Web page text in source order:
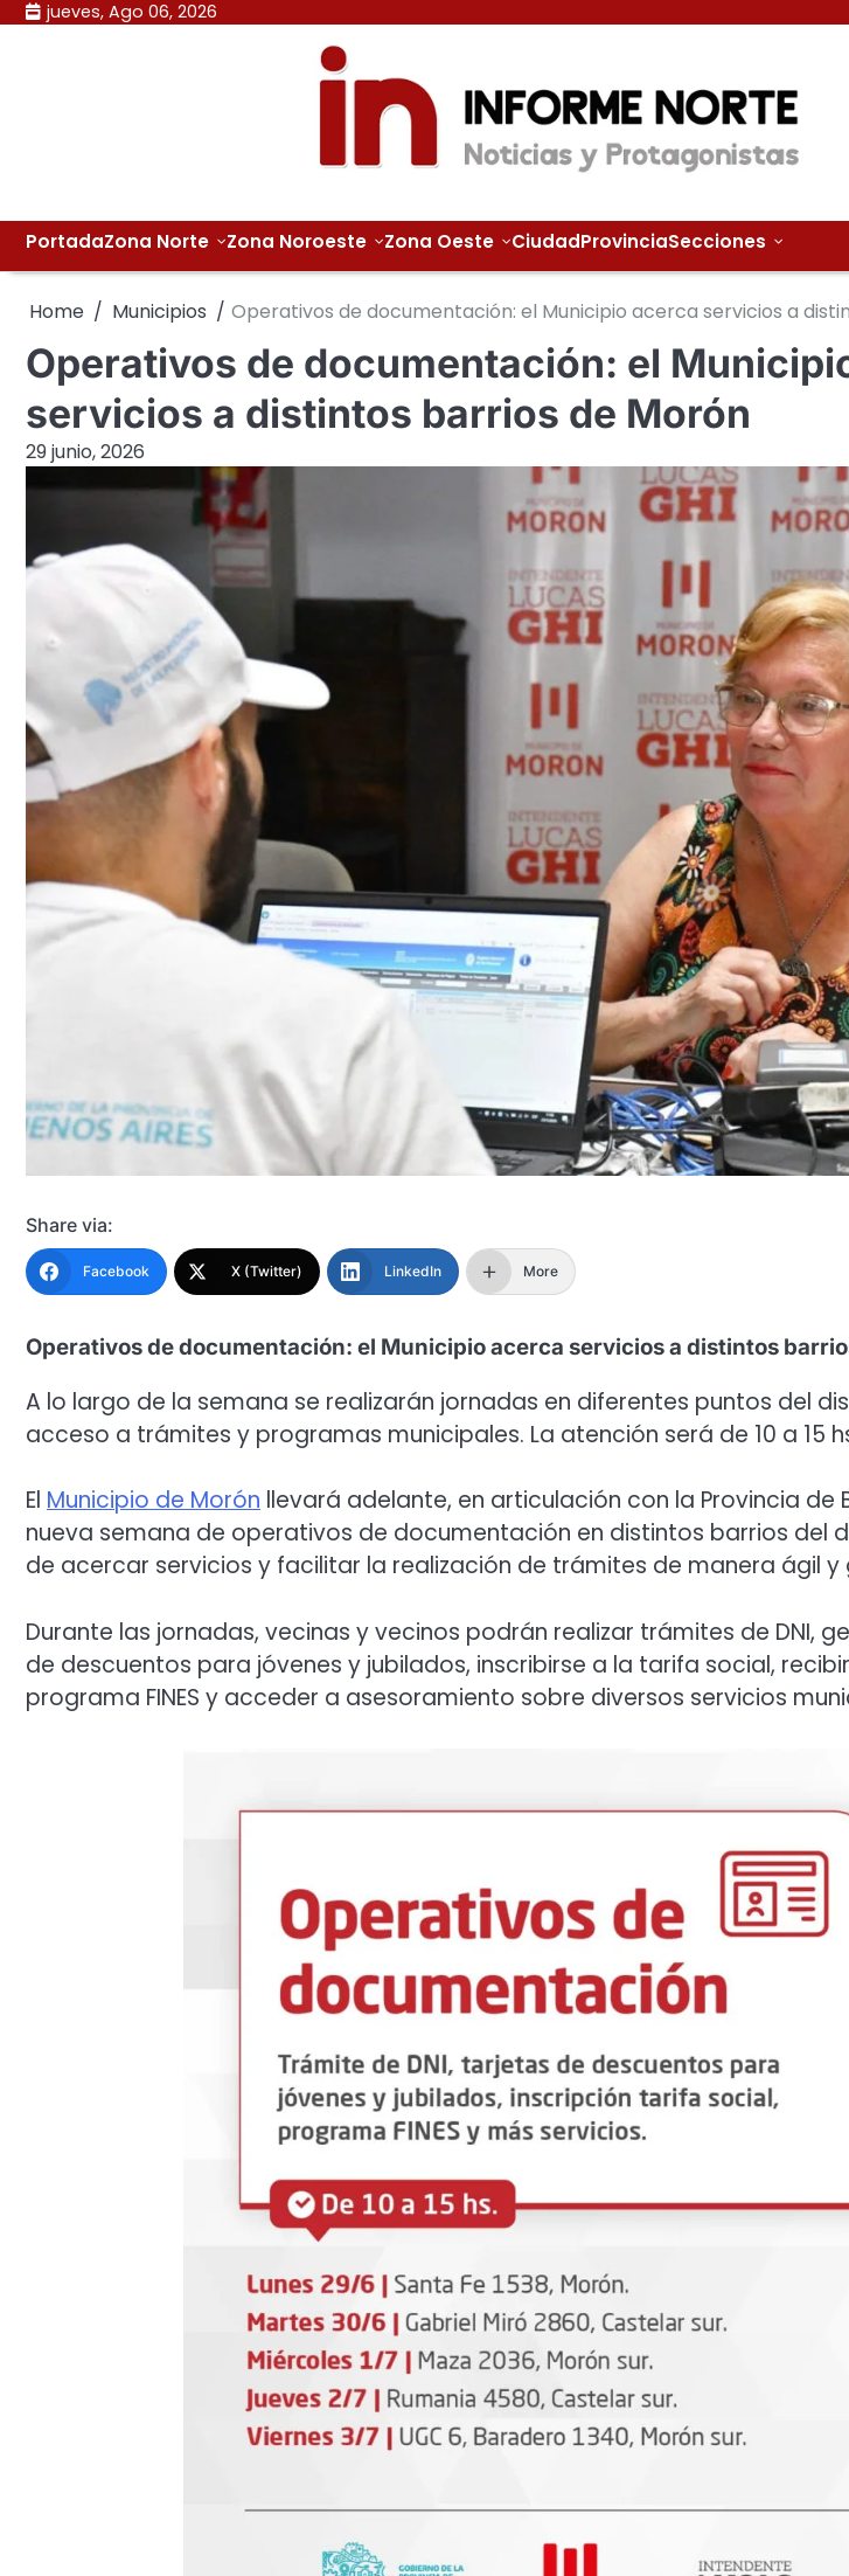
Skip jueves, Ago 06, 2026
PortadaZona Norte Zona Noroeste Zona Oeste CiudadProvinciaSecciones
Home Municipios Operativos de documentación: el Municipio acerca servicios a
Operativos de documentación: el
servicios a distintos barrios de Morón
29 junio, 2026
Share via:
Facebook X (Twitter) LinkedIn More
Operativos de documentación: el Municipio acerca servicios a distintos
A lo largo de la semana se realizarán jornadas en diferentes puntos del
acceso a trámites y programas municipales. La atención será de 10 a 15
El Municipio de Morón llevará adelante, en articulación con la Provincia de
nueva semana de operativos de documentación en distintos barrios del
de acercar servicios y facilitar la realización de trámites de manera ágil y
Durante las jornadas, vecinas y vecinos podrán realizar trámites de DNI,
de descuentos para jóvenes y jubilados, inscribirse a la tarifa social,
programa FINES y acceder a asesoramiento sobre diversos servicios